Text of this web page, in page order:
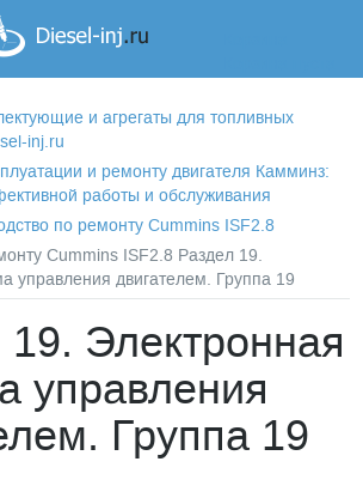
и агрегаты для топливных
inj.ru
и ремонту двигателя Камминз:
работы и обслуживания
по ремонту Cummins ISF2.8
Cummins ISF2.8 Раздел 19.
управления двигателем. Группа 19
Электронная
управления
Группа 19